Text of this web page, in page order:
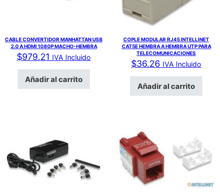
CABLE CONVERTIDOR MANHATTAN USB
2.0 A HDMI 1080P MACHO-HEMBRA
$979.21 IVA Incluido
Añadir al carrito
COPLE MODULAR RJ45 INTELLINET
CAT5E HEMBRA A HEMBRA UTP PARA
TELECOMUNICACIONES
$36.26 IVA Incluido
Añadir al carrito